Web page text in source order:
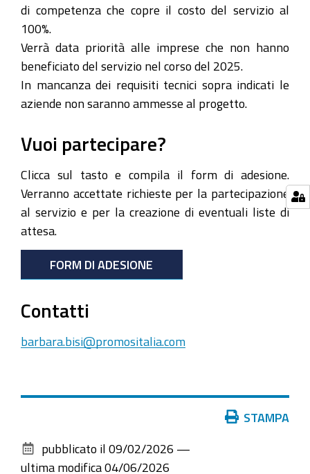
di competenza che copre il costo del servizio al
100%.
Verrà data priorità alle imprese che non hanno
beneficiato del servizio nel corso del 2025.
In mancanza dei requisiti tecnici sopra indicati le
aziende non saranno ammesse al progetto.
Vuoi partecipare?
Clicca sul tasto e compila il form di adesione.
Verranno accettate richieste per la partecipazione
al servizio e per la creazione di eventuali liste di
attesa.
FORM DI ADESIONE
Contatti
barbara.bisi@promositalia.com
documento
STAMPA
pubblicato il 09/02/2026 —
ultima modifica 04/06/2026